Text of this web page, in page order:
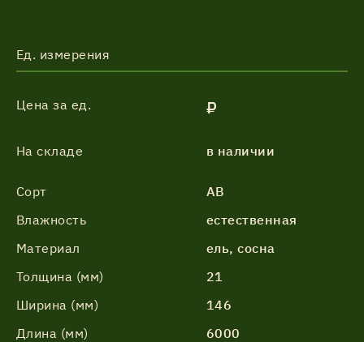
Ед. измерения
Цена за ед. ₽
На складе в наличии
Сорт
АВ
Влажность
естественная
Материал
ель, сосна
Толщина (мм)
21
Ширина (мм)
146
Длина (мм)
6000